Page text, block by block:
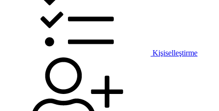
Kişiselleştirme